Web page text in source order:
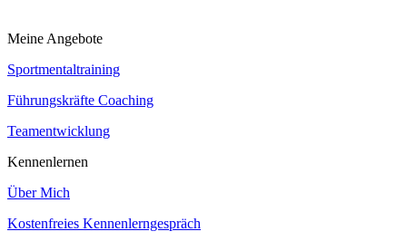
Meine Angebote
Sportmentaltraining
Führungskräfte Coaching
Teamentwicklung
Kennenlernen
Über Mich
Kostenfreies Kennenlerngespräch